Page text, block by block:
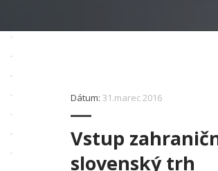
Dátum: 31.marec 2016
Vstup
slovenský trh